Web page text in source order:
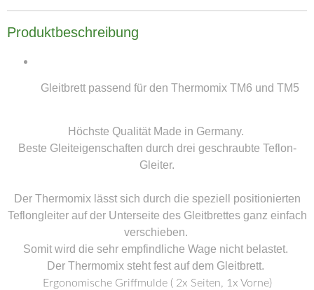
Produktbeschreibung
Gleitbrett passend für den Thermomix TM6 und TM5
Höchste Qualität Made in Germany.
Beste Gleiteigenschaften durch drei geschraubte Teflon-
Gleiter.
Der Thermomix lässt sich durch die speziell positionierten
Teflongleiter auf der Unterseite des Gleitbrettes ganz einfach
verschieben.
Somit wird die sehr empfindliche Wage nicht belastet.
Der Thermomix steht fest auf dem Gleitbrett.
Ergonomische Griffmulde ( 2x Seiten, 1x Vorne)